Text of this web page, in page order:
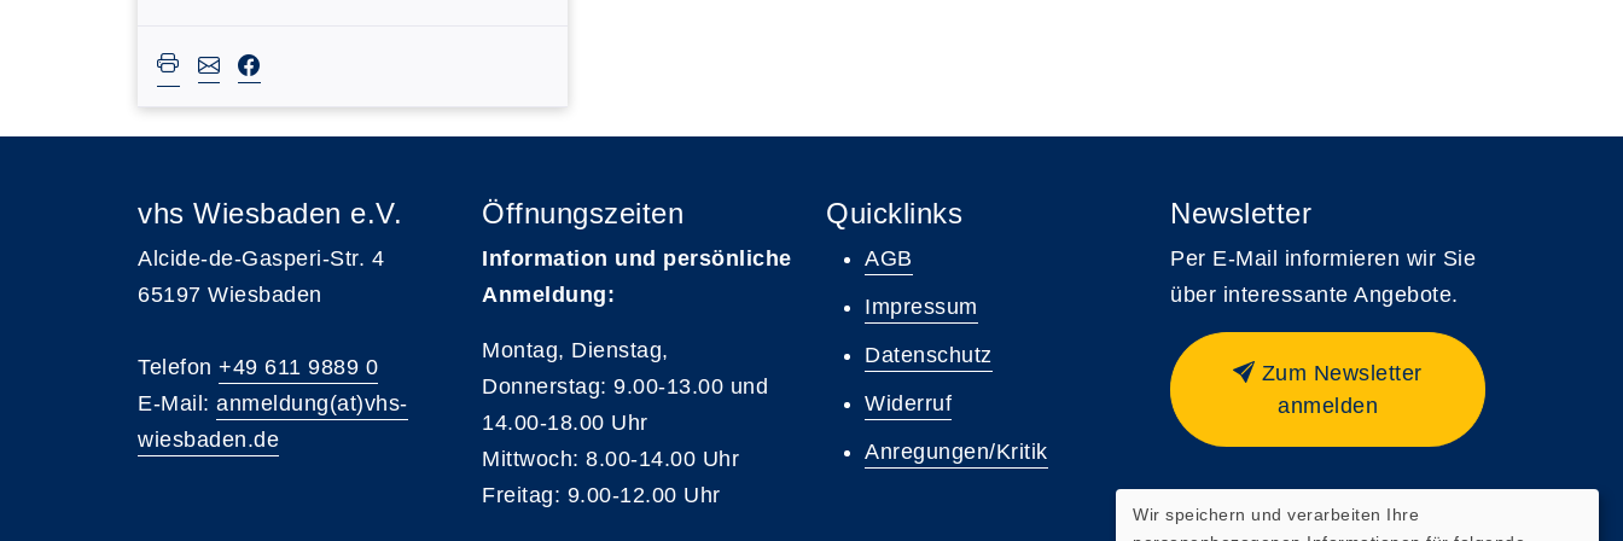
vhs Wiesbaden e.V.
Alcide-de-Gasperi-Str. 4
65197 Wiesbaden
Telefon +49 611 9889 0
E-Mail: anmeldung(at)vhs-
wiesbaden.de
Öffnungszeiten
Information und persönliche
Anmeldung:
Montag, Dienstag,
Donnerstag: 9.00-13.00 und
14.00-18.00 Uhr
Mittwoch: 8.00-14.00 Uhr
Freitag: 9.00-12.00 Uhr
Quicklinks
AGB
Impressum
Datenschutz
Widerruf
Anregungen/Kritik
Newsletter
Per E-Mail informieren wir Sie
über interessante Angebote.
Zum Newsletter
anmelden
Widerrufsformular
Wir speichern und verarbeiten Ihre